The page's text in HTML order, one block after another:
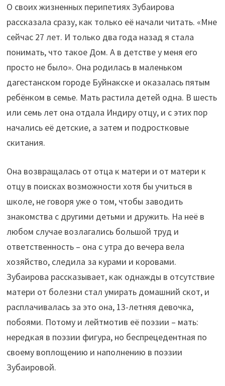
О своих жизненных перипетиях Зубаирова
рассказала сразу, как только её начали читать. «Мне
сейчас 27 лет. И только два года назад я стала
понимать, что такое Дом. А в детстве у меня его
просто не было». Она родилась в маленьком
дагестанском городе Буйнакске и оказалась пятым
ребёнком в семье. Мать растила детей одна. В шесть
или семь лет она отдала Индиру отцу, и с этих пор
начались её детские, а затем и подростковые
скитания.
Она возвращалась от отца к матери и от матери к
отцу в поисках возможности хотя бы учиться в
школе, не говоря уже о том, чтобы заводить
знакомства с другими детьми и дружить. На неё в
любом случае возлагались большой труд и
ответственность – она с утра до вечера вела
хозяйство, следила за курами и коровами.
Зубаирова рассказывает, как однажды в отсутствие
матери от болезни стал умирать домашний скот, и
расплачивалась за это она, 13-летняя девочка,
побоями. Потому и лейтмотив её поэзии – мать:
нередкая в поэзии фигура, но беспрецедентная по
своему воплощению и наполнению в поэзии
Зубаировой.